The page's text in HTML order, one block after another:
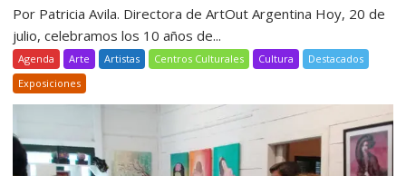
Por Patricia Avila. Directora de ArtOut Argentina Hoy, 20 de
julio, celebramos los 10 años de...
Agenda Arte Artistas Centros Culturales Cultura
Destacados
Exposiciones